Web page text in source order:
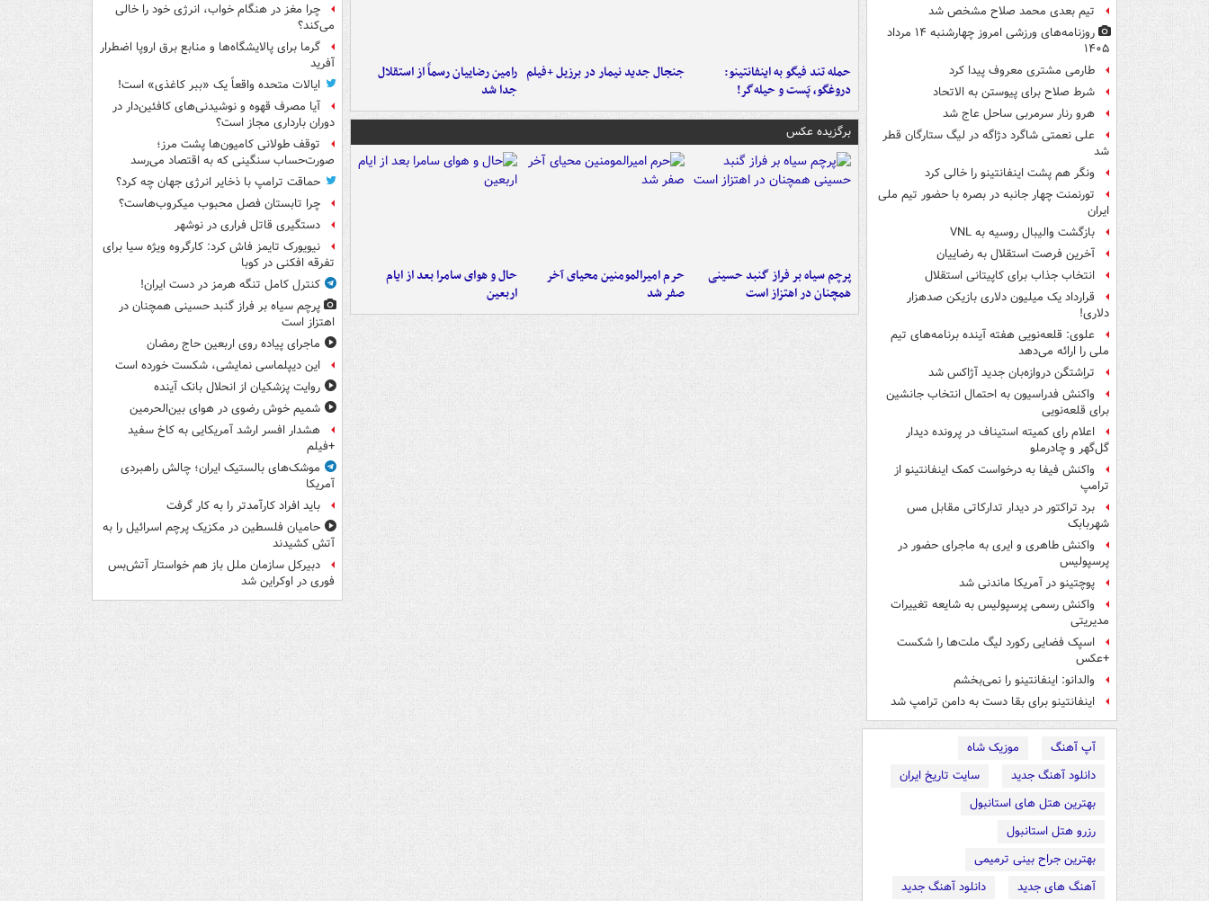
تیم بعدی محمد صلاح مشخص شد
روزنامه‌های ورزشی امروز چهارشنبه ۱۴ مرداد
۱۴۰۵
طارمی مشتری معروف پیدا کرد
شرط صلاح برای پیوستن به الاتحاد
هرو رنار سرمربی ساحل عاج شد
علی نعمتی شاگرد دژاگه در لیگ ستارگان قطر
شد
ونگر هم پشت اینفانتینو را خالی کرد
تورنمنت چهار جانبه در بصره با حضور تیم ملی
ایران
بازگشت والیبال روسیه به VNL
آخرین فرصت استقلال به رضاییان
انتخاب جذاب برای کاپیتانی استقلال
قرارداد یک میلیون دلاری بازیکن صدهزار
دلاری!
علوی: قلعه‌نویی هفته آینده برنامه‌های تیم
ملی را ارائه می‌دهد
تراِشتگن دروازه‌بان جدید آژاکس شد
واکنش فدراسیون به احتمال انتخاب جانشین
برای قلعه‌نویی
اعلام رای کمیته استیناف در پرونده دیدار
گل‌گهر و چادرملو
واکنش فیفا به درخواست کمک اینفانتینو از
ترامپ
برد تراکتور در دیدار تدارکاتی مقابل مس
شهربابک
واکنش طاهری و ایری به ماجرای حضور در
پرسپولیس
پوچتینو در آمریکا ماندنی شد
واکنش رسمی پرسپولیس به شایعه تغییرات
مدیریتی
اسپک فضایی رکورد لیگ ملت‌ها را شکست
+عکس
والدانو: اینفانتینو را نمی‌بخشم
اینفانتینو برای بقا دست به دامن ترامپ شد
آپ آهنگ
موزیک شاه
دانلود آهنگ جدید
سایت تاریخ ایران
بهترین هتل های استانبول
رزرو هتل استانبول
بهترین جراح بینی ترمیمی
آهنگ های جدید
دانلود آهنگ جدید
حمله تند فیگو به اینفانتینو:
دروغگو، پَست‌ و حیله‌گر!
جنجال جدید نیمار در برزیل +فیلم رامین رضاییان رسماً از استقلال
جدا شد
برگزیده عکس
پرچم سیاه بر فراز گنبد حسینی
همچنان در اهتزاز است
حرم امیرالمومنین محیای آخر
صفر شد
حال و هوای سامرا بعد از ایام
اربعین
چرا مغز در هنگام خواب، انرژی خود را خالی
می‌کند؟
گرما برای پالایشگاه‌ها و منابع برق اروپا اضطرار
آفرید
ایالات متحده واقعاً یک «ببر کاغذی» است!
آیا مصرف قهوه و نوشیدنی‌های کافئین‌دار در
دوران بارداری مجاز است؟
توقف طولانی کامیون‌ها پشت مرز؛
صورت‌حساب سنگینی که به اقتصاد می‌رسد
حماقت ترامپ با ذخایر انرژی جهان چه کرد؟
چرا تابستان فصل محبوب میکروب‌هاست؟
دستگیری قاتل فراری در نوشهر
نیویورک تایمز فاش کرد: کارگروه ویژه سیا برای
تفرقه افکنی در کوبا
کنترل کامل تنگه هرمز در دست ایران!
پرچم سیاه بر فراز گنبد حسینی همچنان در
اهتزاز است
ماجرای پیاده روی اربعین حاج رمضان
این دیپلماسی نمایشی، شکست خورده است
روایت پزشکیان از انحلال بانک آینده
شمیم خوش رضوی در هوای بین‌الحرمین
هشدار افسر ارشد آمریکایی به کاخ سفید
+فیلم
موشک‌های بالستیک ایران؛ چالش راهبردی
آمریکا
باید افراد کارآمدتر را به کار گرفت
حامیان فلسطین در مکزیک پرچم اسرائیل را به
آتش کشیدند
دبیرکل سازمان ملل باز هم خواستار آتش‌بس
فوری در اوکراین شد